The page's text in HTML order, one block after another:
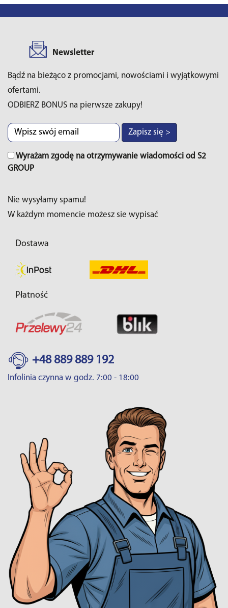
Newsletter
Bądź na bieżąco z promocjami, nowościami i wyjątkowymi
ofertami.
ODBIERZ BONUS na pierwsze zakupy!
Zapisz się >
Wyrażam zgodę na otrzymywanie wiadomości od S2
GROUP
Nie wysyłamy spamu!
W każdym momencie możesz sie wypisać
Dostawa
Płatność
+48 889 889 192
Infolinia czynna w godz. 7:00 - 18:00